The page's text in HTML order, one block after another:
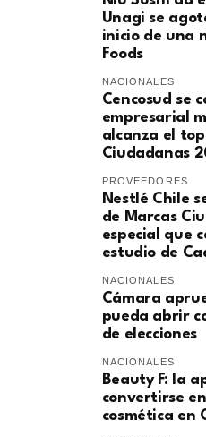
Unagi se
inicio de una
Foods
NACIONALES
Cencosud se
empresarial
alcanza el
Ciudadanas
PROVEEDORES
Nestlé Chile
de Marcas
especial que
estudio de
NACIONALES
Cámara
pueda abrir
de elecciones
NACIONALES
Beauty F: la
convertirse
cosmética en